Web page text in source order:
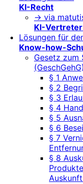
KI-Recht
-> via
KI-Vertreter
Lösungen für
Know-how-
Gesetz zum
(GeschGehG)
§ 1
§ 2
§ 3
§ 4
§ 5
§ 6
§ 7
§ 8